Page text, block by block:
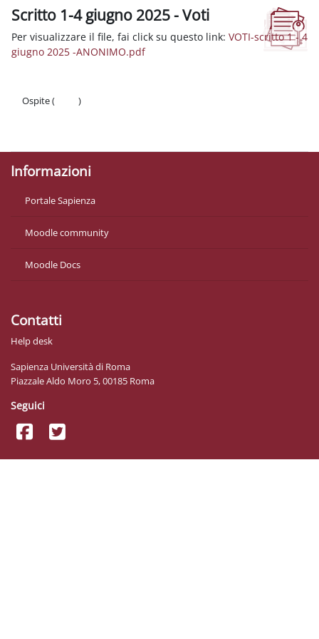
Scritto 1-4 giugno 2025 - Voti
Aggregazione dei criteri
Per visualizzare il file, fai click su questo link: VOTI-scritto 1 - 4
giugno 2025 -ANONIMO.pdf
Ospite (
)
Informazioni
Portale Sapienza
Moodle community
Moodle Docs
Contatti
Help desk
Sapienza Università di Roma
Piazzale Aldo Moro 5, 00185 Roma
Seguici